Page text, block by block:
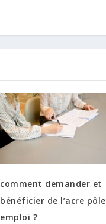
comment demander et
bénéficier de l’acre pôle
emploi ?